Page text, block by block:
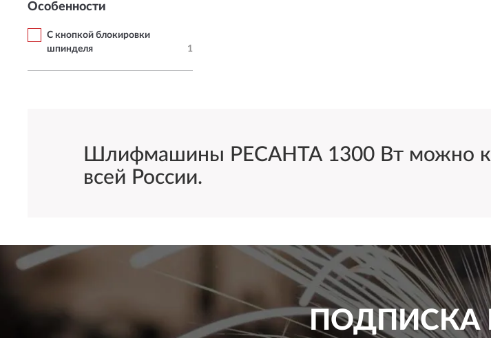
Особенности
С кнопкой блокировки
шпинделя
1
Шлифмашины РЕСАНТА 1300 Вт можно
всей России.
ПОДПИСКА